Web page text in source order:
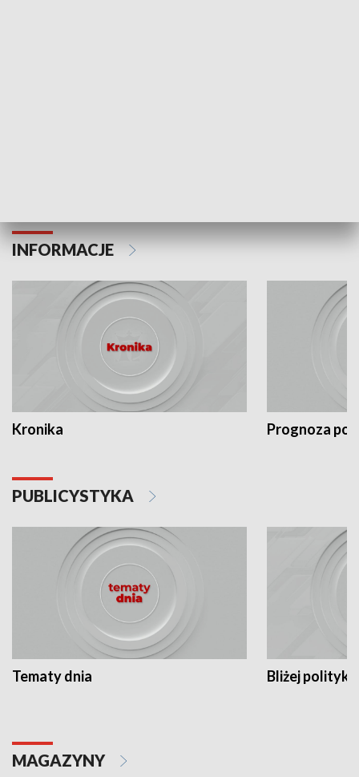
INFORMACJE
Kronika Prognoza
PUBLICYSTYKA
Tematy dnia Bliżej polityki
MAGAZYNY